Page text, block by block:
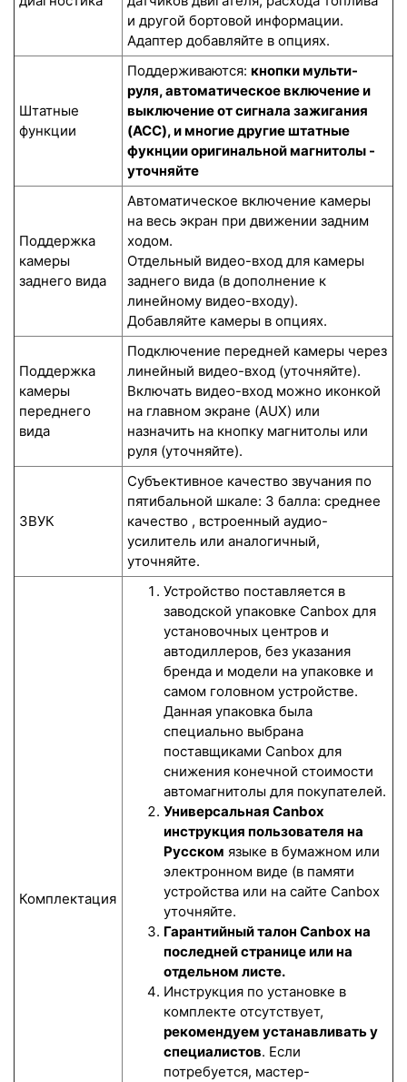
и другой бортовой информации.
Адаптер добавляйте в опциях.
Штатные
функции
Поддерживаются: кнопки мульти-
руля, автоматическое включение и
выключение от сигнала зажигания
(ACC), и многие другие штатные
фукнции оригинальной магнитолы -
уточняйте
Поддержка
камеры
заднего вида
Автоматическое включение камеры
на весь экран при движении задним
ходом.
Отдельный видео-вход для камеры
заднего вида (в дополнение к
линейному видео-входу).
Добавляйте камеры в опциях.
Поддержка
камеры
переднего
вида
Подключение передней камеры через
линейный видео-вход (уточняйте).
Включать видео-вход можно иконкой
на главном экране (AUX) или
назначить на кнопку магнитолы или
руля (уточняйте).
ЗВУК
Субъективное качество звучания по
пятибальной шкале: 3 балла: среднее
качество , встроенный аудио-
усилитель или аналогичный,
уточняйте.
Комплектация
Устройство поставляется в
заводской упаковке Canbox для
установочных центров и
автодиллеров, без указания
бренда и модели на упаковке и
самом головном устройстве.
Данная упаковка была
специально выбрана
поставщиками Canbox для
снижения конечной стоимости
автомагнитолы для покупателей.
Универсальная Canbox
инструкция пользователя на
Русском языке в бумажном или
электронном виде (в памяти
устройства или на сайте Canbox
уточняйте.
Гарантийный талон Canbox на
последней странице или на
отдельном листе.
Инструкция по установке в
комплекте отсутствует,
рекомендуем устанавливать у
специалистов. Если
потребуется, мастер-